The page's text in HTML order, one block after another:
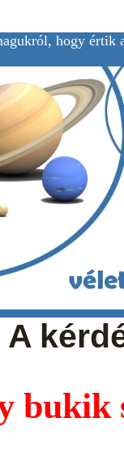
hogy
A
bukik